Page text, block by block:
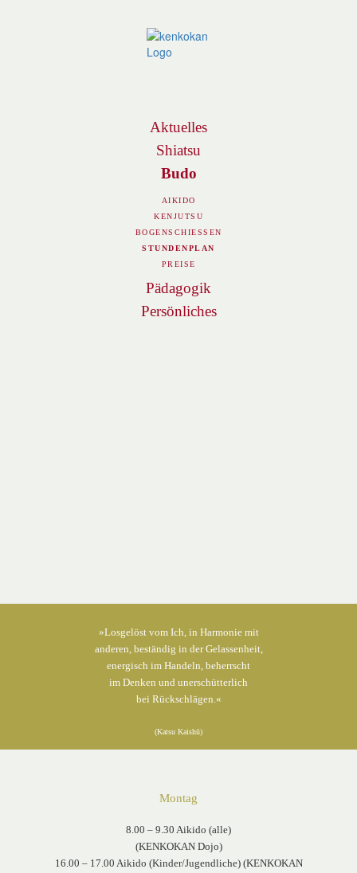
Aktuelles
Shiatsu
Budo
AIKIDO
KENJUTSU
BOGENSCHIESSEN
STUNDENPLAN
PREISE
Pädagogik
Persönliches
»Losgelöst vom Ich, in Harmonie mit
anderen, beständig in der Gelassenheit,
energisch im Handeln, beherrscht
im Denken und unerschütterlich
bei Rückschlägen.«
(Katsu Kaishū)
Montag
8.00 – 9.30 Aikido (alle)
(KENKOKAN Dojo)
16.00 – 17.00 Aikido (Kinder/Jugendliche) (KENKOKAN